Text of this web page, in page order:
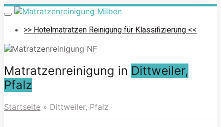
Skip
to
main
Toggle
navigation>> Hotelmatratzen Reinigung für Klassifizierung <<
Matratzenreinigung in Dittweiler,
Pfalz
Startseite » Dittweiler, Pfalz